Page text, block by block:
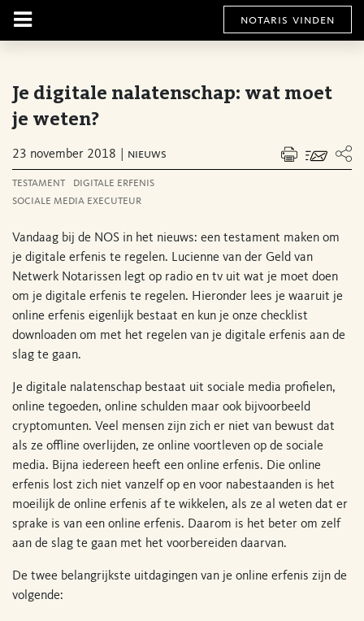
notaris vinden
Je digitale nalatenschap: wat moet
je weten?
23 november 2018 nieuws
testament
digitale erfenis
sociale media executeur
Vandaag bij de NOS in het nieuws: een testament maken om
je digitale erfenis te regelen. Lucienne van der Geld van
Netwerk Notarissen legt op radio en tv uit wat je moet doen
om je digitale erfenis te regelen. Hieronder lees je waaruit je
online erfenis eigenlijk bestaat en kun je onze checklist
downloaden om met het regelen van je digitale erfenis aan de
slag te gaan.
Je digitale nalatenschap bestaat uit sociale media profielen,
online tegoeden, online schulden maar ook bijvoorbeeld
cryptomunten. Veel mensen zijn zich er niet van bewust dat
als ze offline overlijden, ze online voortleven op de sociale
media. Bijna iedereen heeft een online erfenis. Die online
erfenis lost zich niet vanzelf op en voor nabestaanden is het
moeilijk de online erfenis af te wikkelen, als ze al weten dat er
sprake is van een online erfenis. Daarom is het beter om zelf
aan de slag te gaan met het voorbereiden daarvan.
De twee belangrijkste uitdagingen van je online erfenis zijn de
volgende: